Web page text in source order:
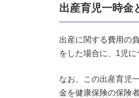
0.2.1.
0.2.2.
0.4.支給額
出産育児一時金
出産に関する費用の
をした場合に、1児
なお、この出産育児
金を健康保険の保険